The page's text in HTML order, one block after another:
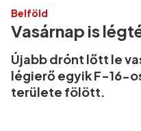
Belföld
Vasárnap is
Újabb drónt lőtt le
légierő egyik F-16-
területe fölött.